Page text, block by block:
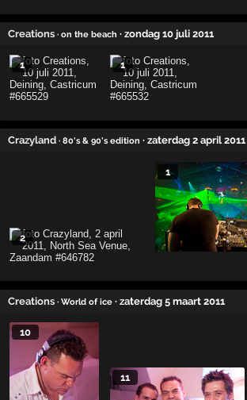
Creations · on the beach · zondag 10 juli 2011
1 1
Crazyland · 80's & 90's edition · zaterdag 2 april 2011
2
1
Creations · World of ice · zaterdag 5 maart 2011
10
11